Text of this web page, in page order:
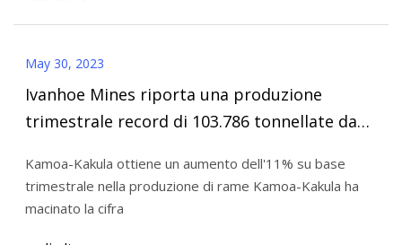
May 30, 2023
Ivanhoe Mines riporta una produzione
trimestrale record di 103.786 tonnellate da
Kamoa-Kakula ottiene un aumento dell'11% su base
trimestrale nella produzione di rame Kamoa-Kakula ha
macinato la cifra